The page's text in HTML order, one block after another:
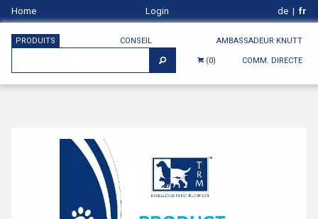
Home Login de | fr
PRODUITS CONSEIL AMBASSADEUR KNUTT
(0) COMM. DIRECTE